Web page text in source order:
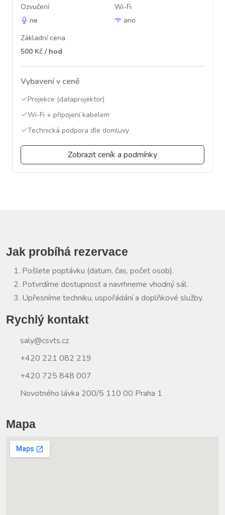
Ozvučení
ne
Wi-Fi
ano
Základní cena
500 Kč / hod
Vybavení v ceně
Projekce (dataprojektor)
Wi-Fi + připojení kabelem
Technická podpora dle domluvy
Zobrazit ceník a podmínky
Jak probíhá rezervace
Pošlete poptávku (datum, čas, počet osob).
Potvrdíme dostupnost a navrhneme vhodný sál.
Upřesníme techniku, uspořádání a doplňkové služby.
Rychlý kontakt
saly@csvts.cz
+420 221 082 219
+420 725 848 007
Novotného lávka 200/5 110 00 Praha 1
Mapa